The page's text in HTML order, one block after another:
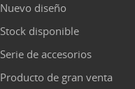
Nuevo diseño
Stock disponible
Serie de accesorios
Producto de gran venta